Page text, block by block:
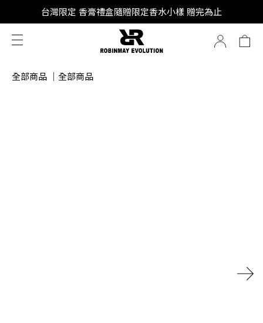
SUPER JUNIOR-D&E 全新代言
台灣限定 香膏禮盒隨贈限定香水小樣 贈完為止
SUPER JUNIOR-D&E 全新代言
全部商品 全部商品